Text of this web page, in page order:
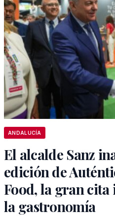
ANDALUCÍA
El alcalde Sanz
edición de
Food, la gran
la gastronomía